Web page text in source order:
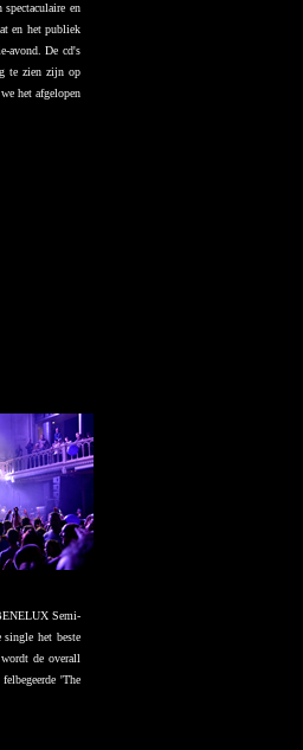
en
en het publiek
avond. De cd's
te zien zijn op
het afgelopen
Semi-
het beste
de overall
'The